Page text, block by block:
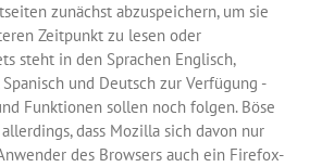
zunächst abzuspeichern, um sie
Zeitpunkt zu lesen oder
steht in den Sprachen Englisch,
Spanisch und Deutsch zur Verfügung -
Funktionen sollen noch folgen. Böse
dass Mozilla sich davon nur
des Browsers auch ein Firefox-